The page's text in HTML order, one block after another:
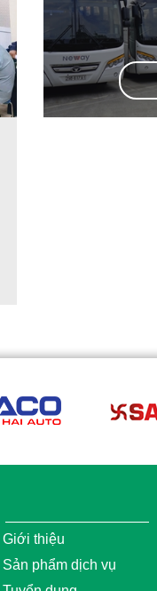
Giới thiệu
Sản phẩm dịch vụ